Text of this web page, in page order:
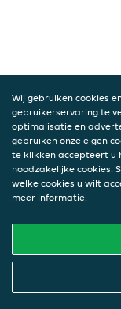
Wij gebruiken cookies
gebruikerservaring te
optimalisatie en
gebruiken onze eigen
te klikken accepteert u
noodzakelijke cookies.
welke cookies u wilt
meer informatie.